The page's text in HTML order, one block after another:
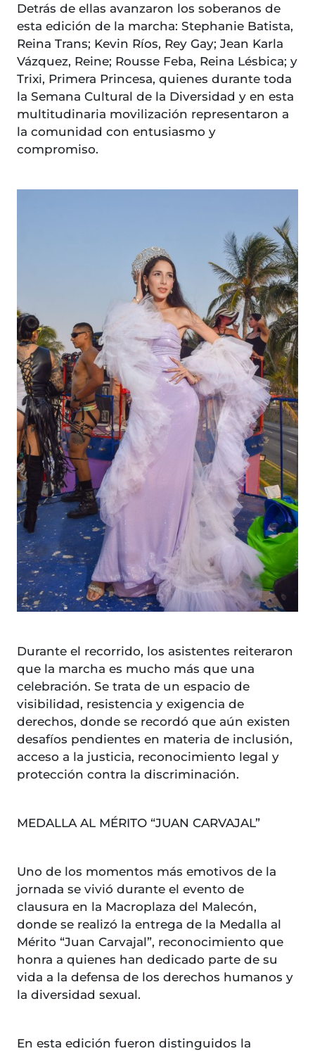
Detrás de ellas avanzaron los soberanos de
esta edición de la marcha: Stephanie Batista,
Reina Trans; Kevin Ríos, Rey Gay; Jean Karla
Vázquez, Reine; Rousse Feba, Reina Lésbica; y
Trixi, Primera Princesa, quienes durante toda
la Semana Cultural de la Diversidad y en esta
multitudinaria movilización representaron a
la comunidad con entusiasmo y
compromiso.
Durante el recorrido, los asistentes reiteraron
que la marcha es mucho más que una
celebración. Se trata de un espacio de
visibilidad, resistencia y exigencia de
derechos, donde se recordó que aún existen
desafíos pendientes en materia de inclusión,
acceso a la justicia, reconocimiento legal y
protección contra la discriminación.
MEDALLA AL MÉRITO “JUAN CARVAJAL”
Uno de los momentos más emotivos de la
jornada se vivió durante el evento de
clausura en la Macroplaza del Malecón,
donde se realizó la entrega de la Medalla al
Mérito “Juan Carvajal”, reconocimiento que
honra a quienes han dedicado parte de su
vida a la defensa de los derechos humanos y
la diversidad sexual.
En esta edición fueron distinguidos la